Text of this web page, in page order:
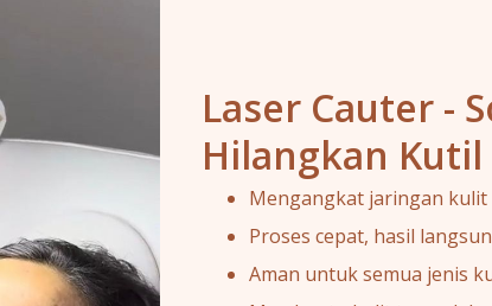
Laser Cauter -
Hilangkan
Mengangkat jaringan kulit
Proses cepat, hasil
Aman untuk semua jenis